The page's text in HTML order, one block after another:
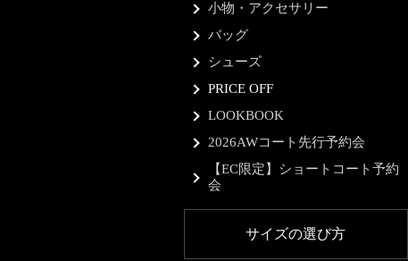
小物・アクセサリー
バッグ
シューズ
PRICE OFF
LOOKBOOK
2026AWコート先行予約会
【EC限定】ショートコート予約
会
サイズの選び方